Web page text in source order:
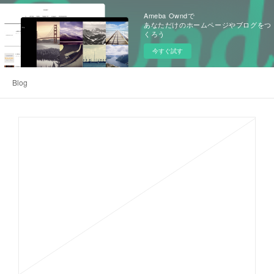
Ameba Owndで
あなただけのホームページやブログをつ
くろう
今すぐ試す
Blog